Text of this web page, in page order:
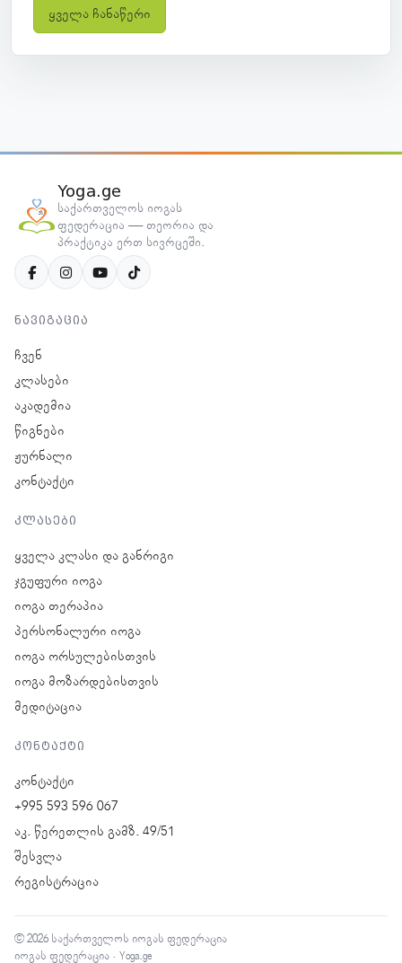
ყველა ჩანაწერი
Yoga.ge
საქართველოს იოგას
ფედერაცია — თეორია და
პრაქტიკა ერთ სივრცეში.
ნავიგაცია
ჩვენ
კლასები
აკადემია
წიგნები
ჟურნალი
კონტაქტი
კლასები
ყველა კლასი და განრიგი
ჯგუფური იოგა
იოგა თერაპია
პერსონალური იოგა
იოგა ორსულებისთვის
იოგა მოზარდებისთვის
მედიტაცია
კონტაქტი
კონტაქტი
+995 593 596 067
აკ. წერეთლის გამზ. 49/51
შესვლა
რეგისტრაცია
© 2026 საქართველოს იოგას ფედერაცია
იოგას ფედერაცია · Yoga.ge